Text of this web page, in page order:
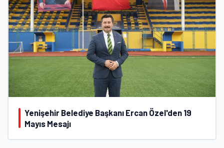
Yenişehir Belediye Başkanı Ercan Özel'den 19
Mayıs Mesajı